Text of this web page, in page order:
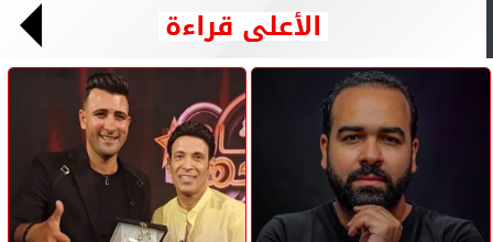
الأعلى قراءة